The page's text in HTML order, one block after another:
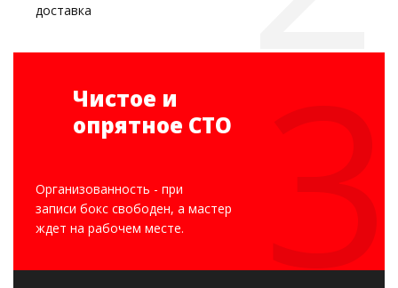
доставка
Чистое и
опрятное СТО
Организованность - при
записи бокс свободен, а мастер
ждет на рабочем месте.